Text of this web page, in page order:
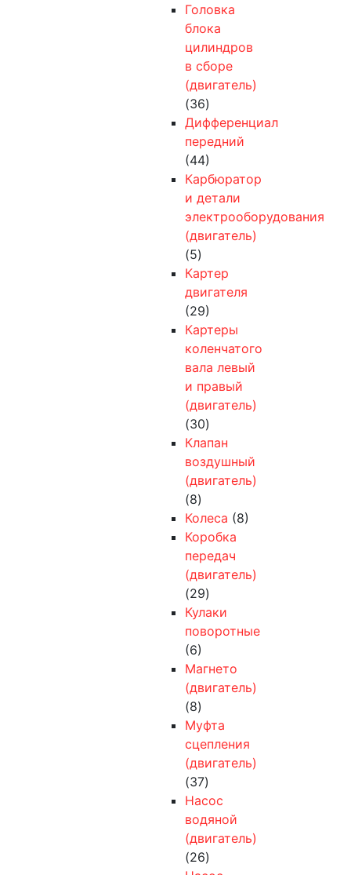
Головка
блока
цилиндров
в сборе
(двигатель)
(36)
Дифференциал
передний
(44)
Карбюратор
и детали
электрооборудования
(двигатель)
(5)
Картер
двигателя
(29)
Картеры
коленчатого
вала левый
и правый
(двигатель)
(30)
Клапан
воздушный
(двигатель)
(8)
Колеса (8)
Коробка
передач
(двигатель)
(29)
Кулаки
поворотные
(6)
Магнето
(двигатель)
(8)
Муфта
сцепления
(двигатель)
(37)
Насос
водяной
(двигатель)
(26)